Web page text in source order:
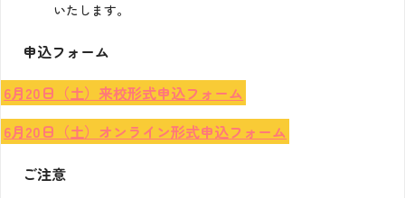
いたします。
申込フォーム
6月20日（土）来校形式申込フォーム
6月20日（土）オンライン形式申込フォーム
ご注意